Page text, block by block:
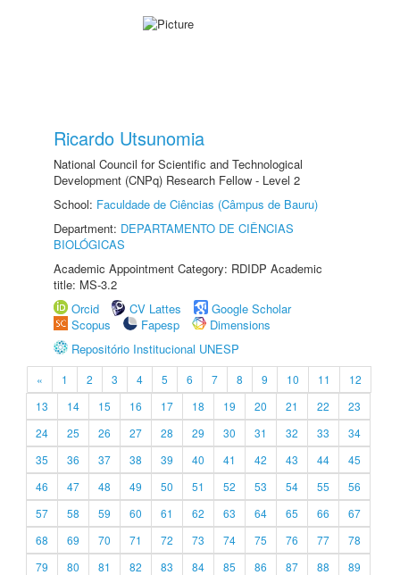
Ricardo Utsunomia
National Council for Scientific and Technological
Development (CNPq) Research Fellow - Level 2
School: Faculdade de Ciências (Câmpus de Bauru)
Department: DEPARTAMENTO DE CIÊNCIAS
BIOLÓGICAS
Academic Appointment Category: RDIDP Academic
title: MS-3.2
Orcid
CV Lattes
Google Scholar
Scopus
Fapesp
Dimensions
Repositório Institucional UNESP
« 1 2 3 4 5 6 7 8 9 10 11
12
13
14 15 16 17 18 19 20 21 22
23
24
25 26 27 28 29 30 31 32 33
34
35
36 37 38 39 40 41 42 43 44
45
46
47 48 49 50 51 52 53 54 55
56
57
58 59 60 61 62 63 64 65 66
67
68
69 70 71 72 73 74 75 76 77
78
79
80 81 82 83 84 85 86 87 88
89